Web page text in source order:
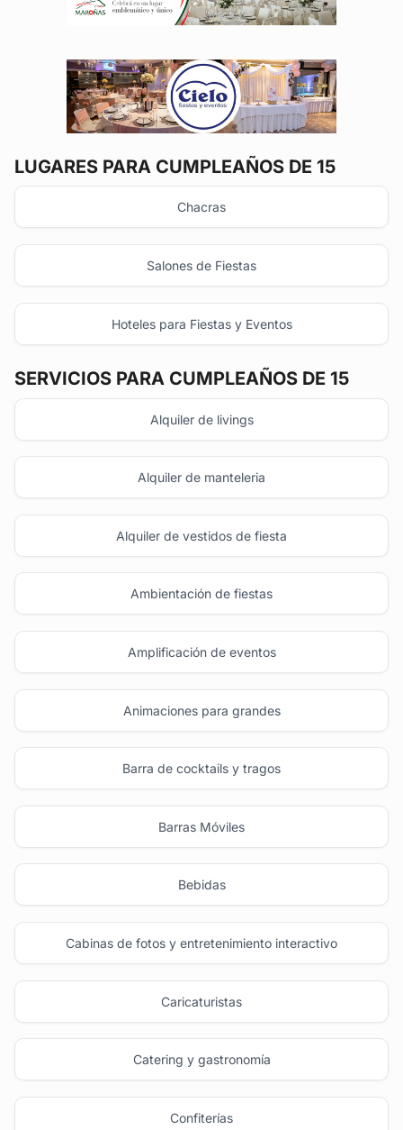
LUGARES PARA CUMPLEAÑOS DE 15
Chacras
Salones de Fiestas
Hoteles para Fiestas y Eventos
SERVICIOS PARA CUMPLEAÑOS DE 15
Alquiler de livings
Alquiler de manteleria
Alquiler de vestidos de fiesta
Ambientación de fiestas
Amplificación de eventos
Animaciones para grandes
Barra de cocktails y tragos
Barras Móviles
Bebidas
Cabinas de fotos y entretenimiento interactivo
Caricaturistas
Catering y gastronomía
Confiterías